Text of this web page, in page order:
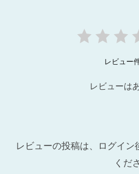
レビュー
レビューは
レビューの投稿は、ログイン
くだ